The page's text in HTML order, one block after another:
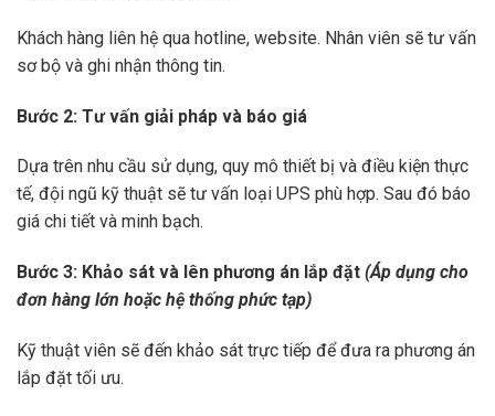
Khách hàng liên hệ qua hotline, website. Nhân viên sẽ tư vấn
sơ bộ và ghi nhận thông tin.
Bước 2: Tư vấn giải pháp và báo giá
Dựa trên nhu cầu sử dụng, quy mô thiết bị và điều kiện thực
tế, đội ngũ kỹ thuật sẽ tư vấn loại UPS phù hợp. Sau đó báo
giá chi tiết và minh bạch.
Bước 3: Khảo sát và lên phương án lắp đặt (Áp dụng cho
đơn hàng lớn hoặc hệ thống phức tạp)
Kỹ thuật viên sẽ đến khảo sát trực tiếp để đưa ra phương án
lắp đặt tối ưu.